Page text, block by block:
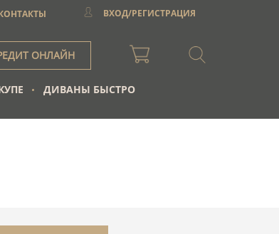
ВХОД/РЕГИСТРАЦИЯ
ОНЛАЙН
ДИВАНЫ БЫСТРО